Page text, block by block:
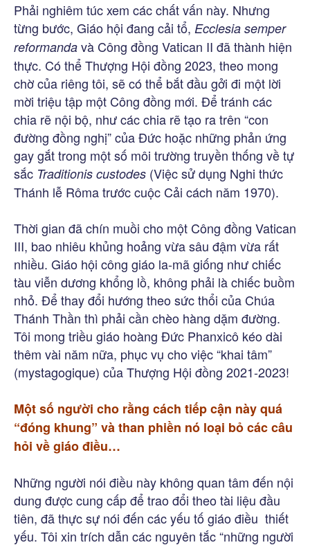
Phải nghiêm túc xem các chất vấn này. Nhưng
từng bước, Giáo hội đang cải tổ, Ecclesia semper
reformanda và Công đồng Vatican II đã thành hiện
thực. Có thể Thượng Hội đồng 2023, theo mong
chờ của riêng tôi, sẽ có thể bắt đầu gởi đi một lời
mời triệu tập một Công đồng mới. Để tránh các
chia rẽ nội bộ, như các chia rẽ tạo ra trên “con
đường đồng nghị” của Đức hoặc những phản ứng
gay gắt trong một số môi trường truyền thống về tự
sắc Traditionis custodes (Việc sử dụng Nghi thức
Thánh lễ Rôma trước cuộc Cải cách năm 1970).
Thời gian đã chín muồi cho một Công đồng Vatican
III, bao nhiêu khủng hoảng vừa sâu đậm vừa rất
nhiều. Giáo hội công giáo la-mã giống như chiếc
tàu viễn dương khổng lồ, không phải là chiếc buồm
nhỏ. Để thay đổi hướng theo sức thổi của Chúa
Thánh Thần thì phải cần chèo hàng dặm đường.
Tôi mong triều giáo hoàng Đức Phanxicô kéo dài
thêm vài năm nữa, phục vụ cho việc “khai tâm”
(mystagogique) của Thượng Hội đồng 2021-2023!
Một số người cho rằng cách tiếp cận này quá
“đóng khung” và than phiền nó loại bỏ các câu
hỏi về giáo điều…
Những người nói điều này không quan tâm đến nội
dung được cung cấp để trao đổi theo tài liệu đầu
tiên, đã thực sự nói đến các yếu tố giáo điều thiết
yếu. Tôi xin trích dẫn các nguyên tắc “những người